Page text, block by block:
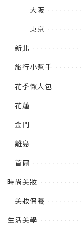
大阪
東京
新北
旅行小幫手
花季懶人包
花蓮
金門
離島
首爾
時尚美妝
美妝保養
生活美學